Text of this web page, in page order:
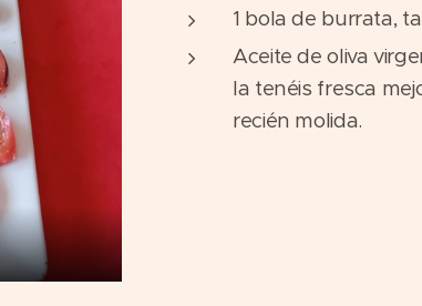
1 bola de burrata,
Aceite de oliva
la tenéis fresca
recién molida.